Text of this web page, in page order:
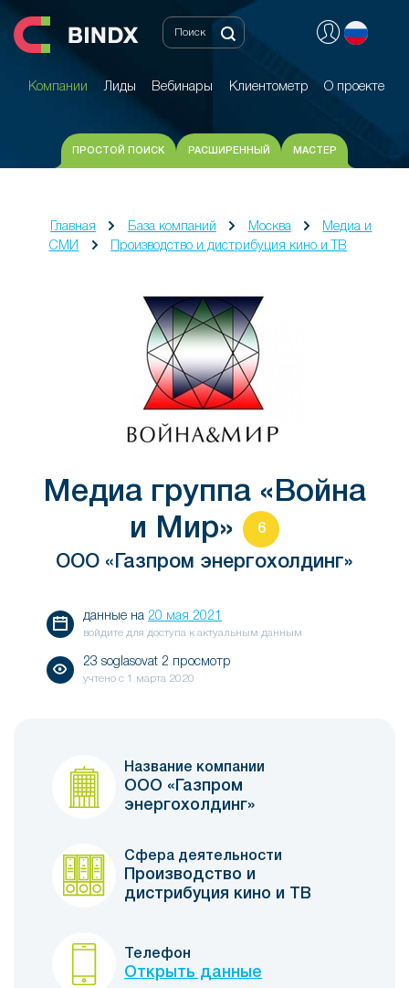
Компании Лиды Вебинары Клиентометр О проекте
Компании Лиды Вебинары Клиентометр О проекте
ПРОСТОЙ ПОИСК РАСШИРЕННЫЙ МАСТЕР
Главная База компаний Москва
Медиа и
СМИ
Производство и дистрибуция кино и ТВ
Медиа группа «Война
и Мир»
6
ООО «Газпром энергохолдинг»
данные на 20 мая 2021
войдите для доступа к актуальным данным
23 soglasovat 2 просмотр
учтено с 1 марта 2020
Название компании
ООО «Газпром
энергохолдинг»
Сфера деятельности
Производство и
дистрибуция кино и ТВ
Телефон
Открыть данные